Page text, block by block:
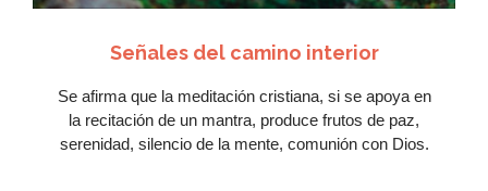
Señales del camino interior
Se afirma que la meditación cristiana, si se apoya en
la recitación de un mantra, produce frutos de paz,
serenidad, silencio de la mente, comunión con Dios.